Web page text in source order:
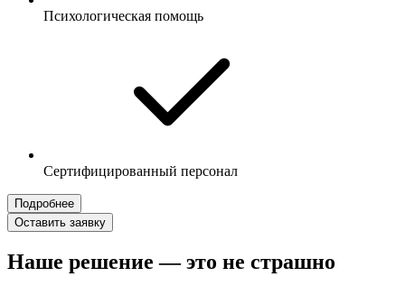
Психологическая помощь
Сертифицированный персонал
Подробнее
Оставить заявку
Наше решение — это не страшно